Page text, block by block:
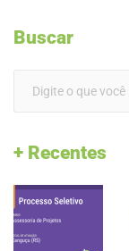
Buscar
+ Recentes